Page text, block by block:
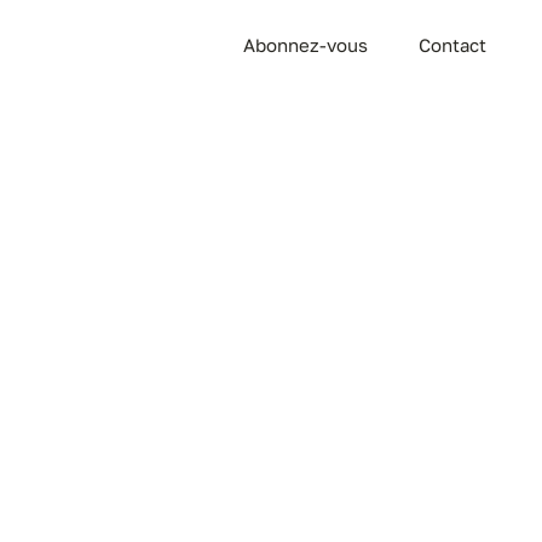
Abonnez-vous Contact